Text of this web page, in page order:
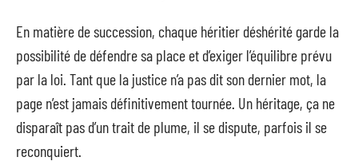
En matière de succession, chaque héritier déshérité garde la
possibilité de défendre sa place et d’exiger l’équilibre prévu
par la loi. Tant que la justice n’a pas dit son dernier mot, la
page n’est jamais définitivement tournée. Un héritage, ça ne
disparaît pas d’un trait de plume, il se dispute, parfois il se
reconquiert.